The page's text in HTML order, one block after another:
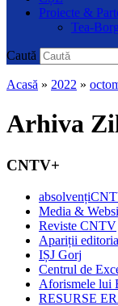
Proiecte &
Tea-
Caută
Acasă » 2022 »
Arhiva
CNTV+
Media &
Reviste CNTV
Apariții
IȘJ Gorj
Centrul de
Aforismele lui
RESURSE